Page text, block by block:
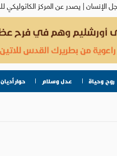
روح وحياة عدل وسلام حوار أديان